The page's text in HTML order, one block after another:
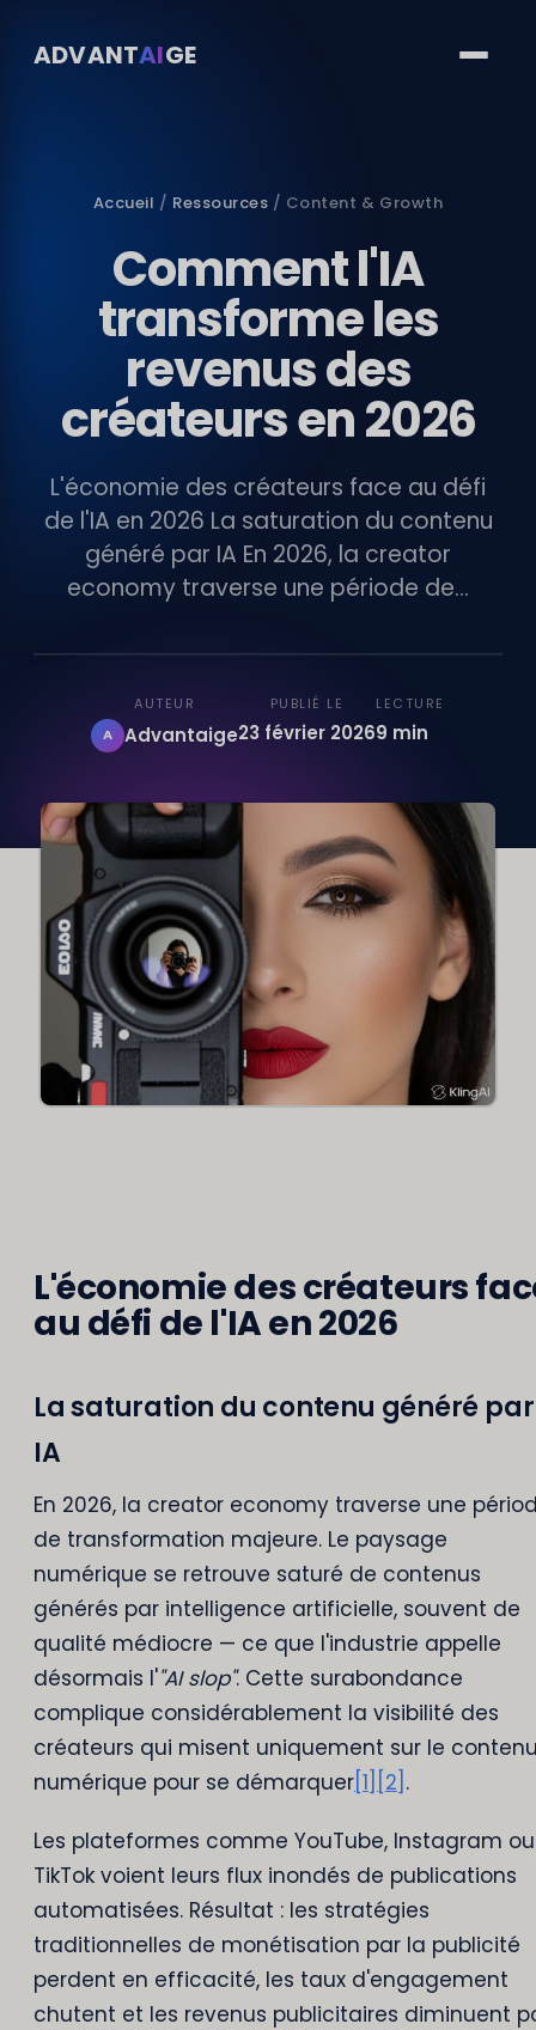
ADVANTAIGE
Accueil / Ressources / Content & Growth
Comment l'IA
transforme les
revenus des
créateurs en 2026
L'économie des créateurs face au défi
de l'IA en 2026 La saturation du contenu
généré par IA En 2026, la creator
economy traverse une période de...
AUTEUR
A
Advantaige
PUBLIÉ LE
23 février 2026
LECTURE
9 min
L'économie des créateurs
au défi de l'IA en 2026
La saturation du contenu généré par
IA
En 2026, la creator economy traverse une
de transformation majeure. Le paysage
numérique se retrouve saturé de contenus
générés par intelligence artificielle, souvent de
qualité médiocre — ce que l'industrie appelle
désormais l'"AI slop". Cette surabondance
complique considérablement la visibilité des
créateurs qui misent uniquement sur le
numérique pour se démarquer [1] [2] .
Les plateformes comme YouTube, Instagram ou
TikTok voient leurs flux inondés de publications
automatisées. Résultat : les stratégies
traditionnelles de monétisation par la publicité
perdent en efficacité, les taux d'engagement
chutent et les revenus publicitaires diminuent